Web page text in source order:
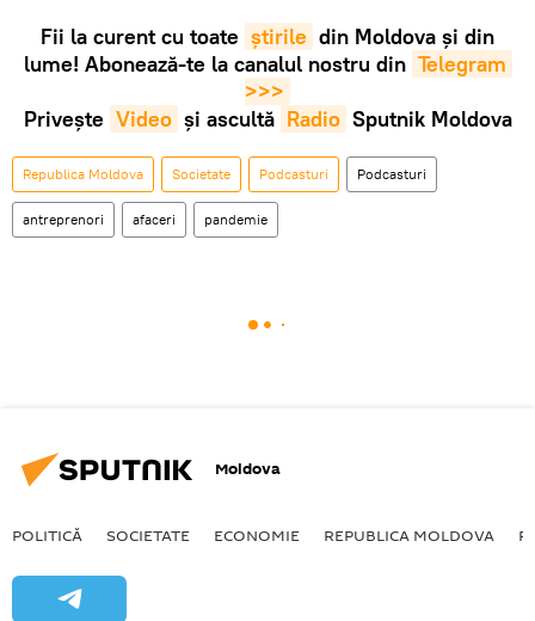
Fii la curent cu toate știrile din Moldova și din
lume! Abonează-te la canalul nostru din Telegram
>>>
Privește Video și ascultă Radio Sputnik Moldova
Republica Moldova Societate Podcasturi Podcasturi
antreprenori afaceri pandemie
Moldova
POLITICĂ SOCIETATE ECONOMIE REPUBLICA MOLDOVA